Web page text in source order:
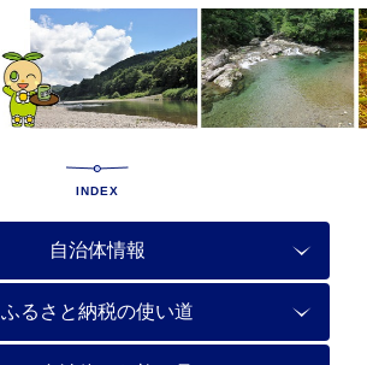
INDEX
自治体情報
ふるさと納税の使い道